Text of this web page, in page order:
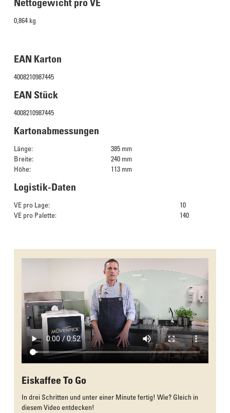
0,864 kg
EAN Karton
4008210987445
EAN Stück
4008210987445
Kartonabmessungen
Länge:
385 mm
Breite:
240 mm
Höhe:
113 mm
Logistik-Daten
VE pro Lage:
10
VE pro Palette:
140
Eiskaffee To Go
In drei Schritten und unter einer Minute fertig! Wie? Gleich in
diesem Video entdecken!